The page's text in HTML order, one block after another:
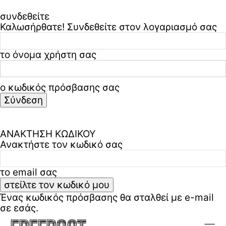
συνδεθείτε
Καλωσήρθατε! Συνδεθείτε στον λογαριασμό σας
το όνομα χρήστη σας
ο κωδικός πρόσβασης σας
ΑΝΑΚΤΗΣΗ ΚΩΔΙΚΟΥ
Ανακτήστε τον κωδικό σας
το email σας
Ένας κωδικός πρόσβασης θα σταλθεί με e-mail
σε εσάς.